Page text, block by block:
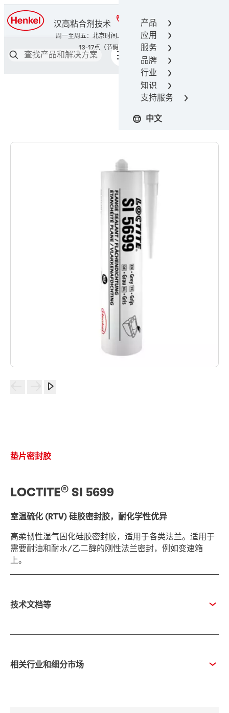
产品
应用
服务
品牌
行业
知识
支持服务
中文
汉高粘合剂技术 400-666-7306
垫片密封胶
LOCTITE® SI 5699
室温硫化 (RTV) 硅胶密封胶，耐化学性优异
高柔韧性湿气固化硅胶密封胶，适用于各类法兰。适用于
需要耐油和耐水/乙二醇的刚性法兰密封，例如变速箱
上。
技术文档等
相关行业和细分市场